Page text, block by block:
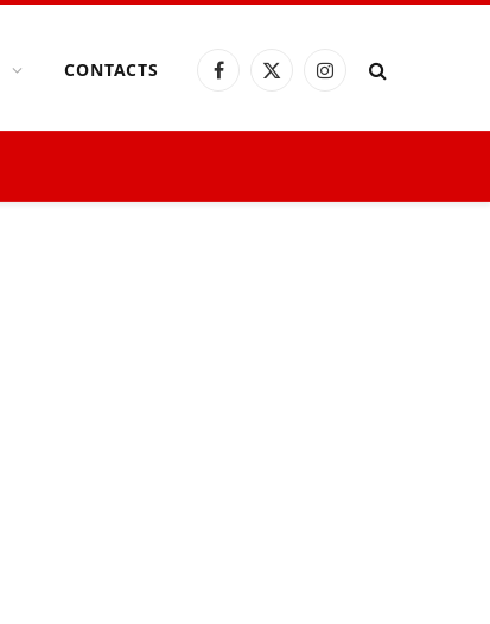
CONTACTS Facebook
X
Instagram